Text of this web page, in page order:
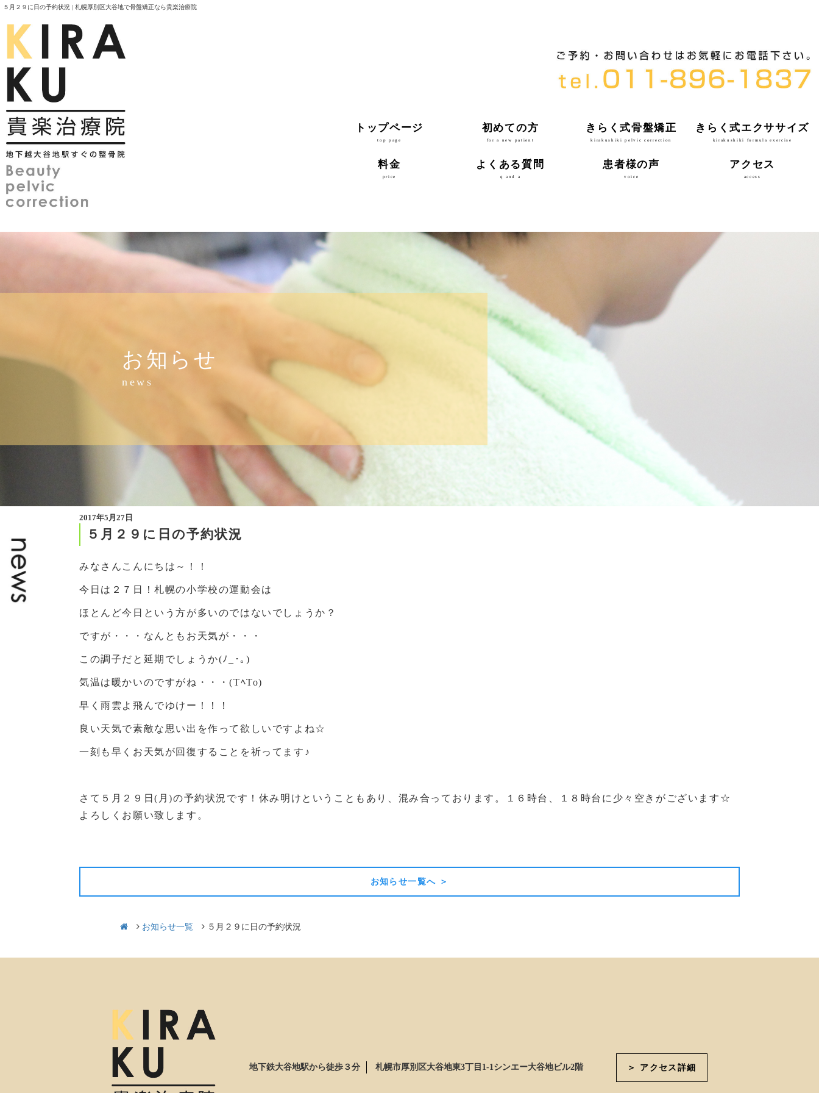
５月２９に日の予約状況 | 札幌厚別区大谷地で骨盤矯正なら貴楽治療院
トップページ
top page
初めての方
for a new patient
きらく式骨盤矯正
kirakushiki pelvic correction
きらく式エクササイズ
kirakushiki formula exercise
料金
price
よくある質問
q and a
患者様の声
voice
アクセス
access
お知らせ
news
2017年5月27日
５月２９に日の予約状況
みなさんこんにちは～！！
今日は２７日！札幌の小学校の運動会は
ほとんど今日という方が多いのではないでしょうか？
ですが・・・なんともお天気が・・・
この調子だと延期でしょうか(ﾉ_･｡)
気温は暖かいのですがね・・・(TﾍTo)
早く雨雲よ飛んでゆけー！！！
良い天気で素敵な思い出を作って欲しいですよね☆
一刻も早くお天気が回復することを祈ってます♪
さて５月２９日(月)の予約状況です！休み明けということもあり、混み合っております。１６時台、１８時台に少々空きがございます☆
よろしくお願い致します。
お知らせ一覧へ ＞
お知らせ一覧 ５月２９に日の予約状況
地下鉄大谷地駅から徒歩３分 札幌市厚別区大谷地東3丁目1-1シンエー大谷地ビル2階 ＞ アクセス詳細